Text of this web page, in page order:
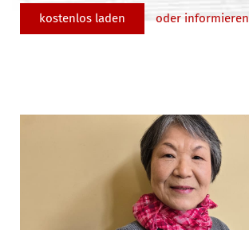
kostenlos laden oder informieren